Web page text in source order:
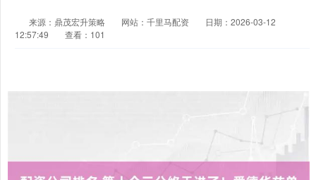
来源：鼎茂宏升策略 网站：千里马配资
日期：2026-03-12
12:57:49
查看：101